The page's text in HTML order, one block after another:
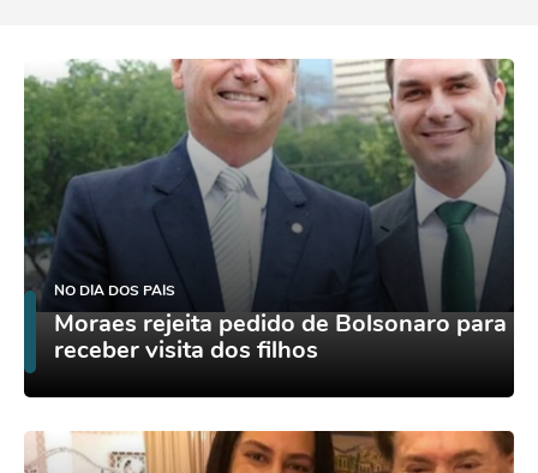
NO DIA DOS PAIS
Moraes rejeita pedido de Bolsonaro para
receber visita dos filhos